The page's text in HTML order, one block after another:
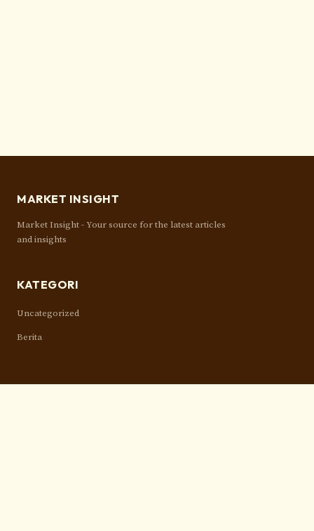
MARKET INSIGHT
Market Insight - Your source for the latest articles
and insights
KATEGORI
Uncategorized
Berita
TAUTAN